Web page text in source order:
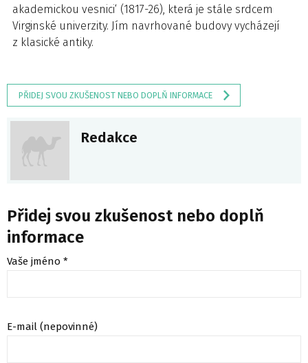
akademickou vesnici‘ (1817-26), která je stále srdcem
Virginské univerzity. Jím navrhované budovy vycházejí
z klasické antiky.
PŘIDEJ SVOU ZKUŠENOST NEBO DOPLŇ INFORMACE
Redakce
Přidej svou zkušenost nebo doplň
informace
Vaše jméno *
E-mail (nepovinné)